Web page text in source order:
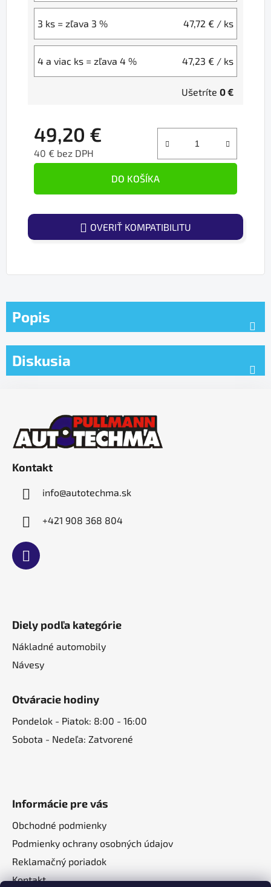
3 ks = zľava 3 % 47,72 € / ks
4 a viac ks = zľava 4 % 47,23 € / ks
Ušetríte 0 €
49,20 €
40 € bez DPH
DO KOŠÍKA
OVERIŤ KOMPATIBILITU
Popis
Diskusia
Kontakt
info@autotechma.sk
+421 908 368 804
Diely podľa kategórie
Nákladné automobily
Návesy
Otváracie hodiny
Pondelok - Piatok: 8:00 - 16:00
Sobota - Nedeľa: Zatvorené
Informácie pre vás
Obchodné podmienky
Podmienky ochrany osobných údajov
Reklamačný poriadok
Kontakt